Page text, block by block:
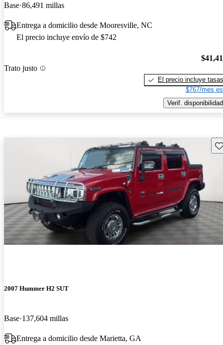
Base 86,491 millas
Entrega a domicilio desde Mooresville, NC
El precio incluye envío de $742
Trato justo
El precio incluye tasas
$767/mes
Verif. disponibilidad
2007 Hummer H2 SUT
Base 137,604 millas
Entrega a domicilio desde Marietta, GA